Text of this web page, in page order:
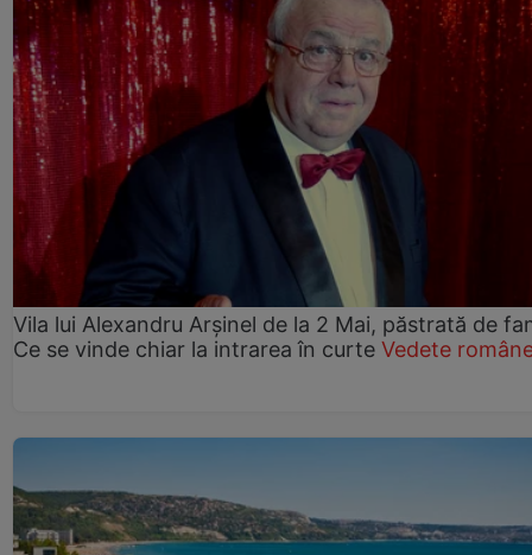
Vila lui Alexandru Arșinel de la 2 Mai, păstrată de
Ce se vinde chiar la intrarea în curte Vedete